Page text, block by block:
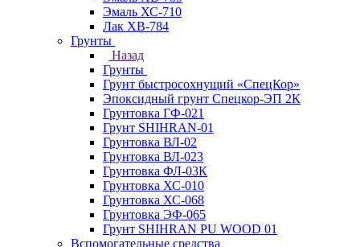
Эмаль ХС-710
Лак ХВ-784
Грунты
Назад
Грунты
Грунт быстросохнущий «СпецКор»
Эпоксидный грунт Спецкор-ЭП 2К
Грунтовка ГФ-021
Грунт SHIHRAN-01
Грунтовка ВЛ-02
Грунтовка ВЛ-023
Грунтовка ФЛ-03К
Грунтовка ХС-010
Грунтовка ХС-068
Грунтовка ЭФ-065
Грунт SHIHRAN PU WOOD 01
Вспомогательные средства